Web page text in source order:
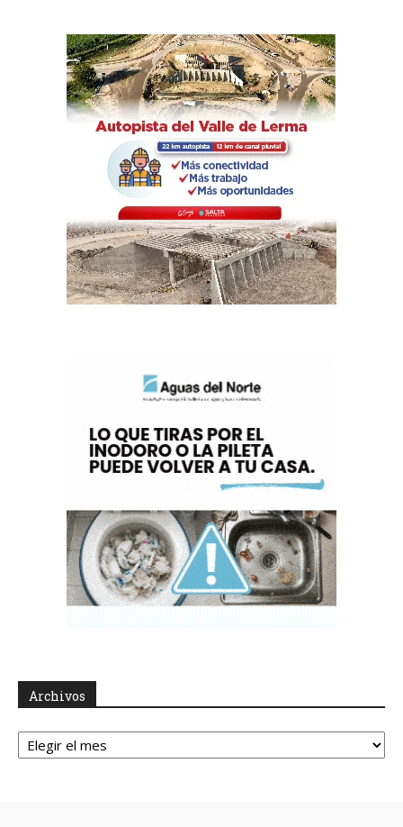
Archivos
Archivos